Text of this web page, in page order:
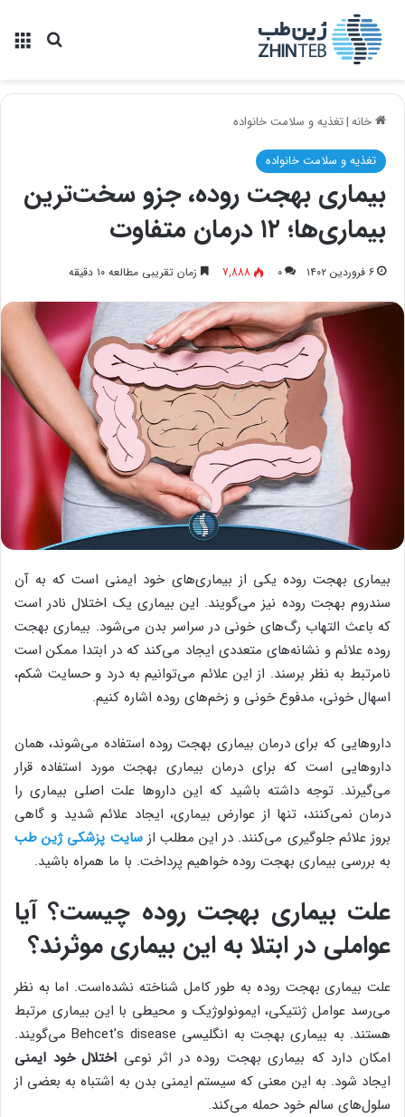
خانه|تغذیه و سلامت خانواده
تغذیه و سلامت خانواده
بیماری بهجت روده، جزو سخت‌ترین
بیماری‌ها؛ ۱۲ درمان متفاوت
۶ فروردین ۱۴۰۲ ۰ 7,888 زمان تقریبی مطالعه ۱۰ دقیقه
بیماری بهجت روده یکی از بیماری‌های خود ایمنی است که به آن
سندروم بهجت روده نیز می‌گویند. این بیماری یک اختلال نادر است
که باعث التهاب رگ‌های خونی در سراسر بدن می‌شود. بیماری بهجت
روده علائم و نشانه‌های متعددی ایجاد می‌کند که در ابتدا ممکن است
نامرتبط به نظر برسند. از این علائم می‌توانیم به درد و حسایت شکم،
اسهال خونی، مدفوع خونی و زخم‌های روده اشاره کنیم.
داروهایی که برای درمان بیماری بهجت روده استفاده می‌شوند، همان
داروهایی است که برای درمان بیماری بهجت مورد استفاده قرار
می‌گیرند. توجه داشته باشید که این داروها علت اصلی بیماری را
درمان نمی‌کنند، تنها از عوارض بیماری، ایجاد علائم شدید و گاهی
بروز علائم جلوگیری می‌کنند. در این مطلب ازسایت پزشکی ژین طب
به بررسی بیماری بهجت روده خواهیم پرداخت. با ما همراه باشید.
علت بیماری بهجت روده چیست؟ آیا
عواملی در ابتلا به این بیماری موثرند؟
علت بیماری بهجت روده به طور کامل شناخته نشده‌است. اما به نظر
می‌رسد عوامل ژنتیکی، ایمونولوژیک و محیطی با این بیماری مرتبط
هستند. به بیماری بهجت به انگلیسی Behcet’s disease می‌گویند.
امکان دارد که بیماری بهجت روده در اثر نوعی اختلال خود ایمنی
ایجاد شود. به این معنی که سیستم ایمنی بدن به اشتباه به بعضی از
سلول‌های سالم خود حمله می‌کند.